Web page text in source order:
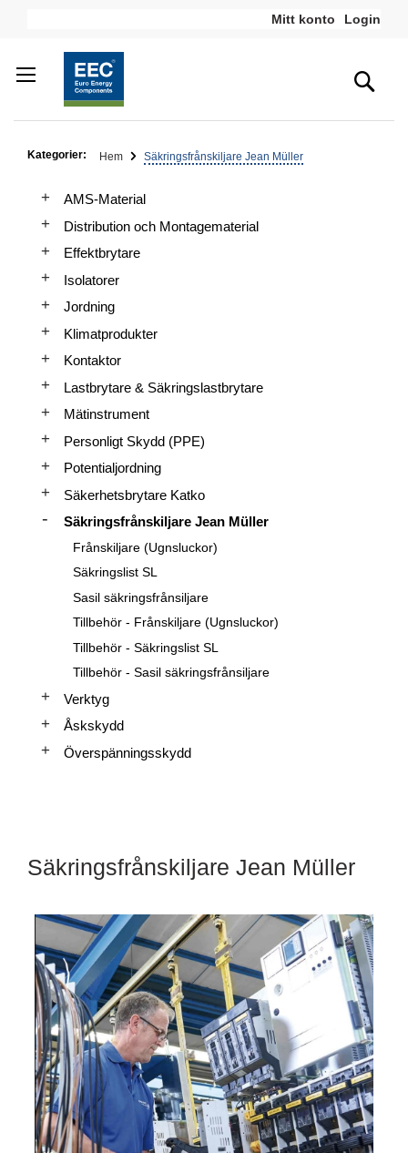
Mitt konto Login
Kategorier: Hem Säkringsfrånskiljare Jean Müller
Säkringsfrånskiljare Jean Müller
AMS-Material
Distribution och Montagematerial
Effektbrytare
Isolatorer
Jordning
Klimatprodukter
Kontaktor
Lastbrytare & Säkringslastbrytare
Mätinstrument
Personligt Skydd (PPE)
Potentialjordning
Säkerhetsbrytare Katko
Säkringsfrånskiljare Jean Müller
Frånskiljare (Ugnsluckor)
Säkringslist SL
Sasil säkringsfrånsiljare
Tillbehör - Frånskiljare (Ugnsluckor)
Tillbehör - Säkringslist SL
Tillbehör - Sasil säkringsfrånsiljare
Verktyg
Åskskydd
Överspänningsskydd